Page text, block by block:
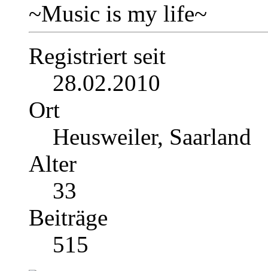
~Music is my life~
Registriert seit
28.02.2010
Ort
Heusweiler, Saarland
Alter
33
Beiträge
515